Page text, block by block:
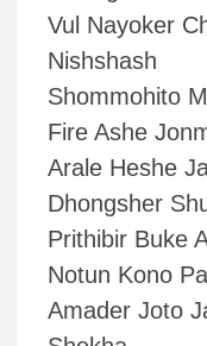
Vul Nayoker
Nishshash
Shommohito
Fire Ashe
Arale Heshe
Dhongsher
Prithibir Buke
Notun Kono
Amader Joto